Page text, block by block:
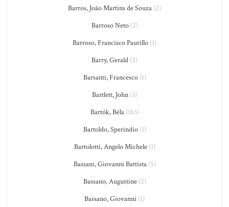
Barros, João Martins de Souza (2)
Barroso Neto(2)
Barroso, Francisco Paurillo (1)
Barry, Gerald (2)
Barsanti, Francesco(1)
Bartlett, John (3)
Bartók, Béla(183)
Bartoldo, Sperindio(1)
Bartolotti, Angelo Michele(1)
Bassani, Giovanni Battista(5)
Bassano, Augustine(2)
Bassano, Giovanni (1)